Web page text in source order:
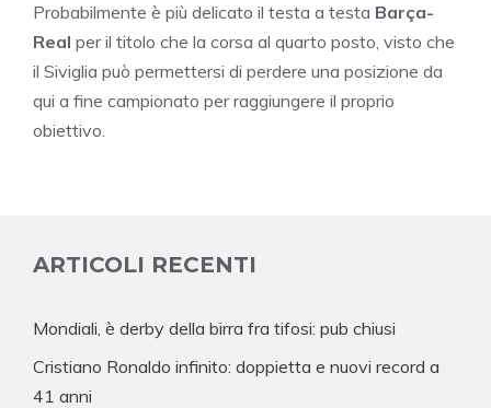
Probabilmente è più delicato il testa a testa Barça-
Real per il titolo che la corsa al quarto posto, visto che
il Siviglia può permettersi di perdere una posizione da
qui a fine campionato per raggiungere il proprio
obiettivo.
ARTICOLI RECENTI
Mondiali, è derby della birra fra tifosi: pub chiusi
Cristiano Ronaldo infinito: doppietta e nuovi record a
41 anni